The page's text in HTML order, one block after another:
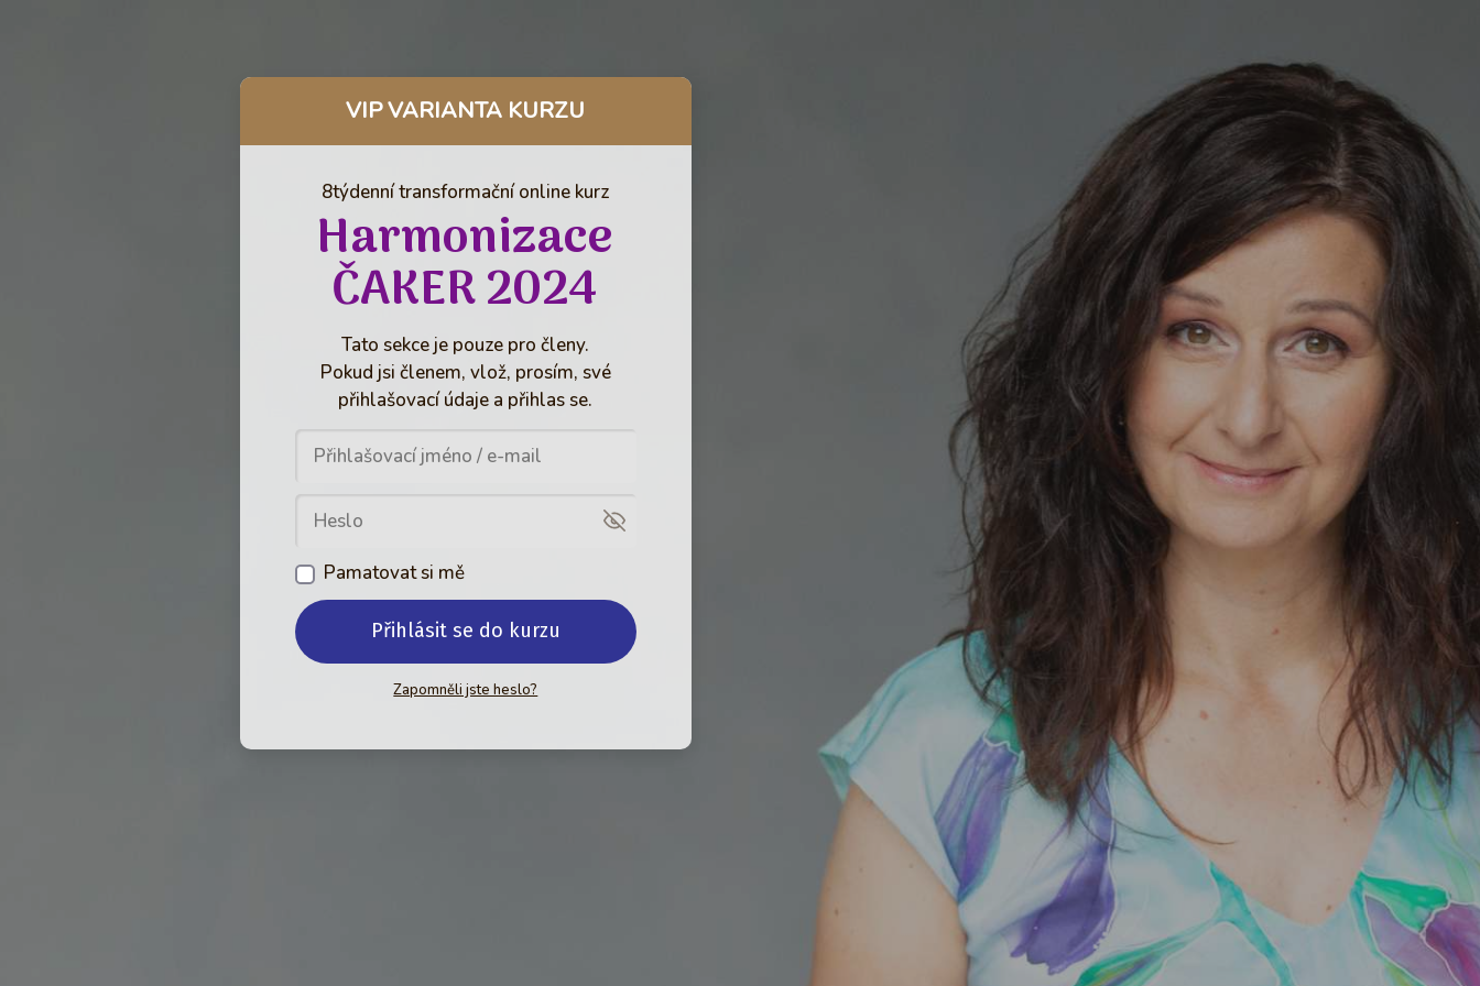
VIP VARIANTA KURZU
8týdenní transformační online kurz
Harmonizace
ČAKER 2024
Tato sekce je pouze pro členy.
Pokud jsi členem, vlož, prosím, své
přihlašovací údaje a přihlas se.
Pamatovat si mě
Přihlásit se do kurzu
Zapomněli jste heslo?